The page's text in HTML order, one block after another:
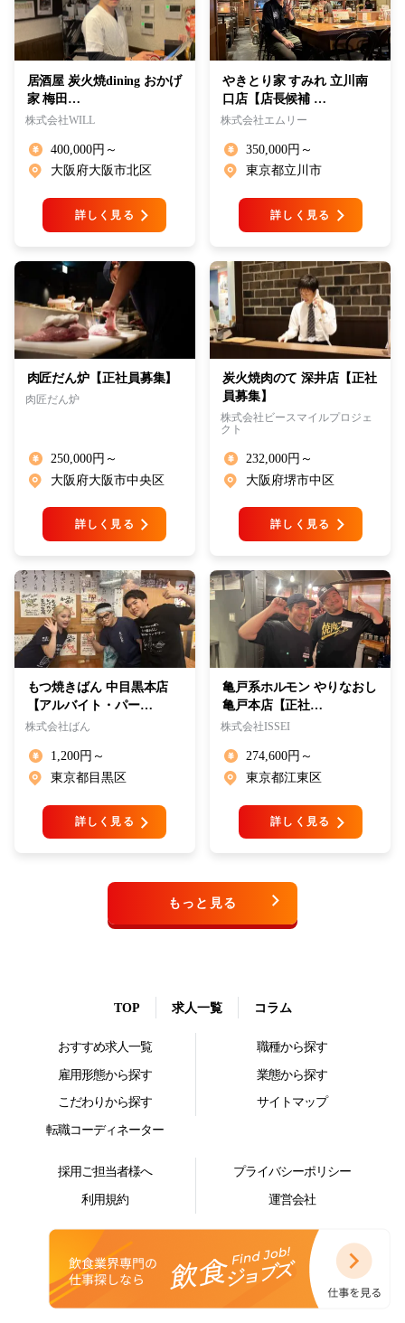
居酒屋 炭火焼dining おかげ
家 梅田…
株式会社WILL
400,000円～
大阪府大阪市北区
詳しく見る
やきとり家 すみれ 立川南
口店【店長候補 …
株式会社エムリー
350,000円～
東京都立川市
詳しく見る
肉匠だん炉【正社員募集】
肉匠だん炉
250,000円～
大阪府大阪市中央区
詳しく見る
炭火焼肉のて 深井店【正社
員募集】
株式会社ビースマイルプロジェ
クト
232,000円～
大阪府堺市中区
詳しく見る
もつ焼きばん 中目黒本店
【アルバイト・パー…
株式会社ばん
1,200円～
東京都目黒区
詳しく見る
亀戸系ホルモン やりなおし
亀戸本店【正社…
株式会社ISSEI
274,600円～
東京都江東区
詳しく見る
もっと見る
TOP 求人一覧 コラム
おすすめ求人一覧 職種から探す
雇用形態から探す 業態から探す
こだわりから探す サイトマップ
転職コーディネーター
採用ご担当者様へ プライバシーポリシー
利用規約 運営会社